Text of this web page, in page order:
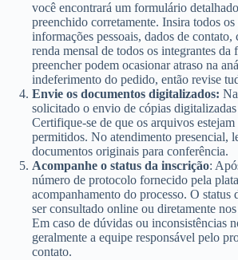
você encontrará um formulário
preenchido corretamente. Insira todos
informações pessoais, dados de
renda mensal de todos os integrantes da
preencher podem ocasionar atraso na
indeferimento do pedido, então revise
Envie os documentos digitalizados:
solicitado o envio de cópias
Certifique-se de que os arquivos
permitidos. No atendimento presencial,
documentos originais para conferência.
Acompanhe o status da inscrição:
número de protocolo fornecido pela
acompanhamento do processo. O status
ser consultado online ou diretamente
Em caso de dúvidas ou inconsistências
geralmente a equipe responsável pelo
contato.